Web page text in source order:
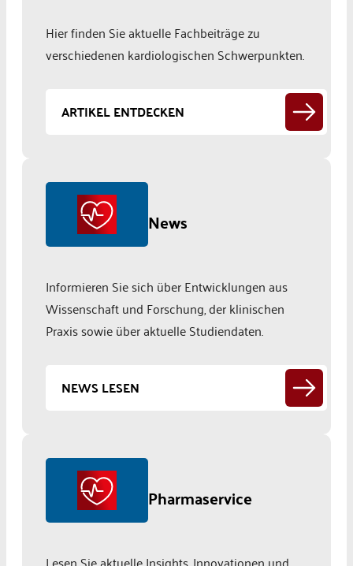
Hier finden Sie aktuelle Fachbeiträge zu
verschiedenen kardiologischen Schwerpunkten.
ARTIKEL ENTDECKEN
News
Informieren Sie sich über Entwicklungen aus
Wissenschaft und Forschung, der klinischen
Praxis sowie über aktuelle Studiendaten.
NEWS LESEN
Pharmaservice